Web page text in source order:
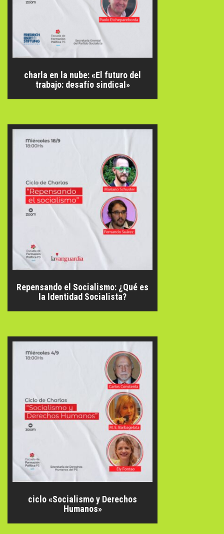
charla en la nube: «El futuro del
trabajo: desafío sindical»
Repensando el Socialismo: ¿Qué es
la Identidad Socialista?
ciclo «Socialismo y Derechos
Humanos»